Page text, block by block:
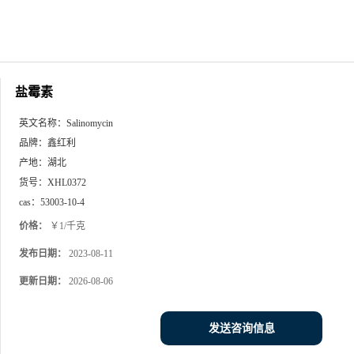
盐霉素
英文名称： Salinomycin
品牌： 鑫红利
产地： 湖北
货号： XHL0372
cas： 53003-10-4
价格： ￥1/千克
发布日期： 2023-08-11
更新日期： 2026-08-06
发送咨询信息